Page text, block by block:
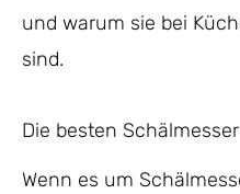
und warum sie bei
sind.
Die besten
Wenn es um